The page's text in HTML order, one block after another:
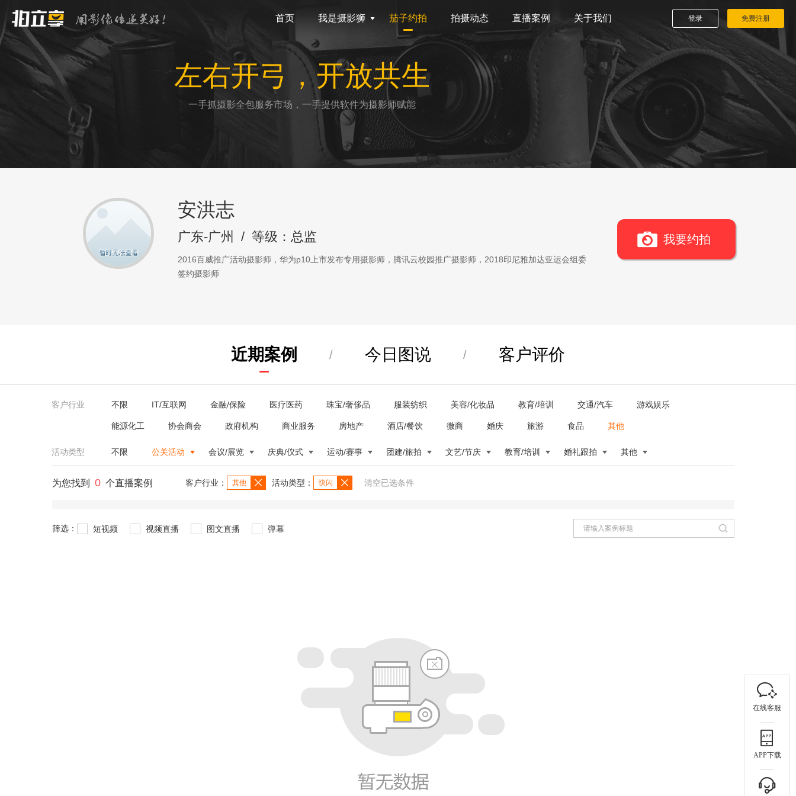
首页 我是摄影狮 茄子约拍 拍摄动态 直播案例 关于我们 登录 免费注册
左右开弓，开放共生
一手抓摄影全包服务市场，一手提供软件为摄影师赋能
安洪志
广东-广州 / 等级：总监
2016百威推广活动摄影师，华为p10上市发布专用摄影师，腾讯云校园推广摄影师，2018印尼雅加达亚运会组委
签约摄影师
我要约拍
近期案例 / 今日图说 / 客户评价
客户行业 不限 IT/互联网 金融/保险 医疗医药 珠宝/奢侈品 服装纺织 美容/化妆品 教育/培训 交通/汽车 游戏娱乐
能源化工 协会商会 政府机构 商业服务 房地产 酒店/餐饮 微商 婚庆 旅游 食品 其他
活动类型 不限 公关活动 会议/展览 庆典/仪式 运动/赛事 团建/旅拍 文艺/节庆 教育/培训 婚礼跟拍 其他
为您找到 0 个直播案例 客户行业： 其他 活动类型： 快闪 清空已选条件
筛选： 短视频 视频直播 图文直播 弹幕
在线客服
APP下载